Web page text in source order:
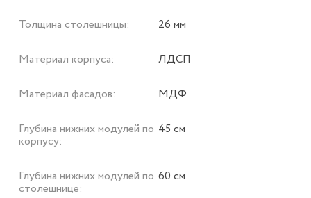
Толщина столешницы: 26 мм
Материал корпуса: ЛДСП
Материал фасадов: МДФ
Глубина нижних модулей по
корпусу:
45 см
Глубина нижних модулей по
столешнице:
60 см